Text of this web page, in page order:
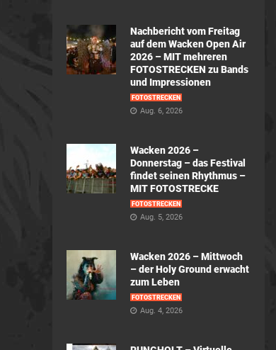
Nachbericht vom Freitag
auf dem Wacken Open Air
2026 – MIT mehreren
FOTOSTRECKEN zu Bands
und Impressionen
FOTOSTRECKEN
Aug. 6, 2026
Wacken 2026 –
Donnerstag – das Festival
findet seinen Rhythmus –
MIT FOTOSTRECKE
FOTOSTRECKEN
Aug. 5, 2026
Wacken 2026 – Mittwoch
– der Holy Ground erwacht
zum Leben
FOTOSTRECKEN
Aug. 4, 2026